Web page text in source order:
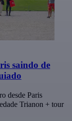
saindo de
desde Paris
Trianon + tour